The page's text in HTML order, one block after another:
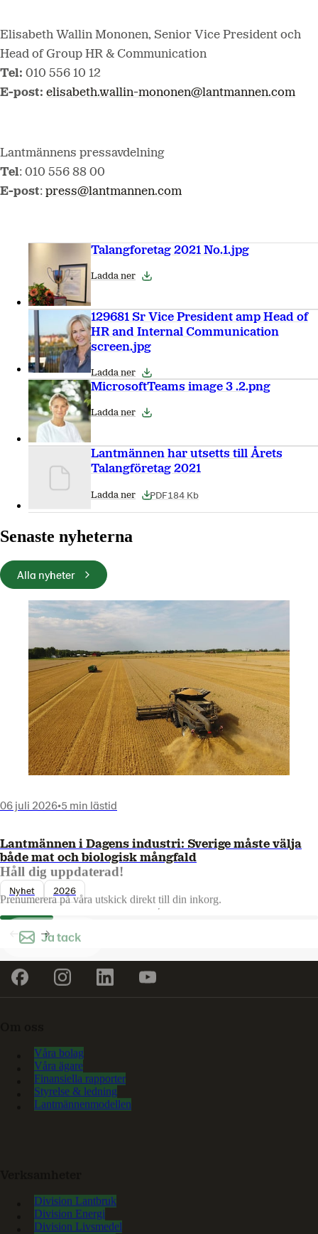
Elisabeth Wallin Mononen, Senior Vice President och
Head of Group HR & Communication
Tel: 010 556 10 12
E-post: elisabeth.wallin-mononen@lantmannen.com
Lantmännens pressavdelning
Tel: 010 556 88 00
E-post: press@lantmannen.com
Talangforetag 2021 No.1.jpg
Ladda ner
129681 Sr Vice President amp Head of
HR and Internal Communication
screen.jpg
Ladda ner
MicrosoftTeams image 3 .2.png
Ladda ner
Lantmännen har utsetts till Årets
Talangföretag 2021
PDF184 Kb
Ladda ner
Senaste nyheterna
Alla nyheter
06 juli 2026•5 min lästid
Lantmännen i Dagens industri: Sverige måste välja
både mat och biologisk mångfald
Nyhet 2026
Håll dig uppdaterad!
Prenumerera på våra utskick direkt till din inkorg.
Ja tack
Våra bolag
Våra ägare
Finansiella rapporter
Styrelse & ledning
Lantmännenmodellen
Division Lantbruk
Division Energi
Division Livsmedel